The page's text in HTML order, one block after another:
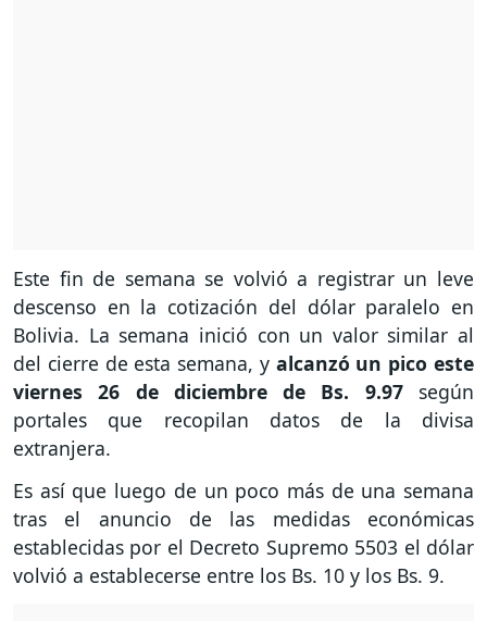
Este fin de semana se volvió a registrar un leve
descenso en la cotización del dólar paralelo en
Bolivia. La semana inició con un valor similar al
del cierre de esta semana, y alcanzó un pico este
viernes 26 de diciembre de Bs. 9.97según
portales que recopilan datos de la divisa
extranjera.
Es así que luego de un poco más de una semana
tras el anuncio de las medidas económicas
establecidas por el Decreto Supremo 5503 el dólar
volvió a establecerse entre los Bs. 10 y los Bs. 9.